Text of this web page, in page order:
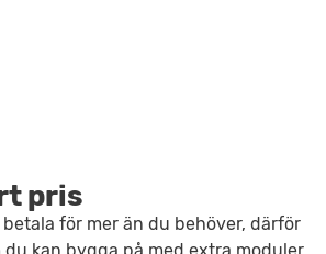
pris
för mer än du behöver, därför